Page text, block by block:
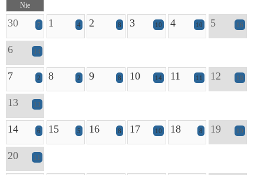
Nie
30 7 1 4 2 8 3 10 4 10 5 16
6 14
7 2 8 2 9 8 10 14 11 11 12 18
13 13
14 6 15 5 16 8 17 10 18 8 19 19
20 11